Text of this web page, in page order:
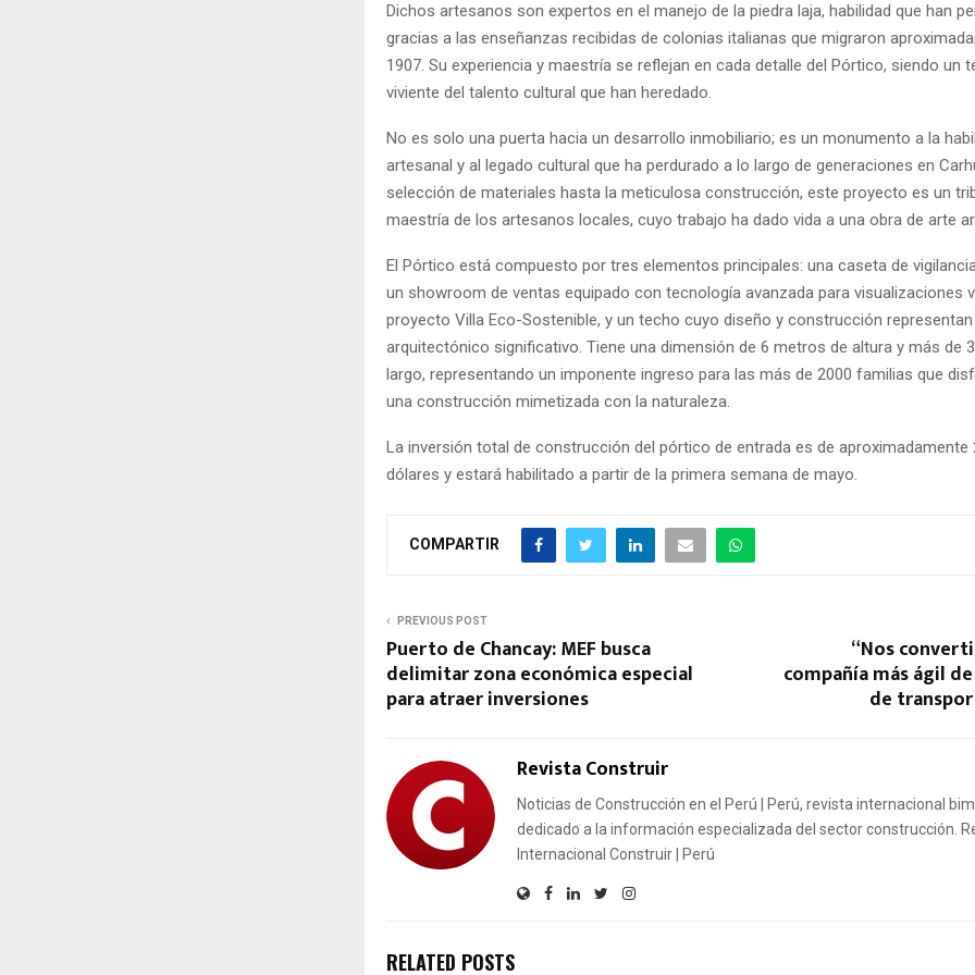
Dichos artesanos son expertos en el manejo de la piedra laja, habilidad que han
gracias a las enseñanzas recibidas de colonias italianas que migraron
1907. Su experiencia y maestría se reflejan en cada detalle del Pórtico, siendo un
viviente del talento cultural que han heredado.
No es solo una puerta hacia un desarrollo inmobiliario; es un monumento a la
artesanal y al legado cultural que ha perdurado a lo largo de generaciones en
selección de materiales hasta la meticulosa construcción, este proyecto es un
maestría de los artesanos locales, cuyo trabajo ha dado vida a una obra de arte
El Pórtico está compuesto por tres elementos principales: una caseta de
un showroom de ventas equipado con tecnología avanzada para visualizaciones
proyecto Villa Eco-Sostenible, y un techo cuyo diseño y construcción
arquitectónico significativo. Tiene una dimensión de 6 metros de altura y más de
largo, representando un imponente ingreso para las más de 2000 familias que
una construcción mimetizada con la naturaleza.
La inversión total de construcción del pórtico de entrada es de aproximadamente
dólares y estará habilitado a partir de la primera semana de mayo.
COMPARTIR
PREVIOUS POST
Puerto de Chancay: MEF busca
delimitar zona económica especial
para atraer inversiones
“Nos
compañía más ágil
de
Revista Construir
Noticias de Construcción en el Perú | Perú, revista internacional
dedicado a la información especializada del sector construcción.
Internacional Construir | Perú
RELATED POSTS